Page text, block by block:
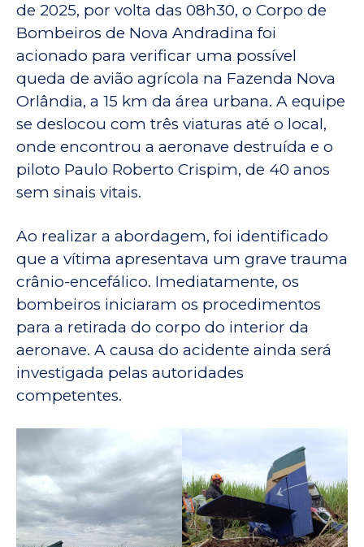
de 2025, por volta das 08h30, o Corpo de
Bombeiros de Nova Andradina foi
acionado para verificar uma possível
queda de avião agrícola na Fazenda Nova
Orlândia, a 15 km da área urbana. A equipe
se deslocou com três viaturas até o local,
onde encontrou a aeronave destruída e o
piloto Paulo Roberto Crispim, de 40 anos
sem sinais vitais.
Ao realizar a abordagem, foi identificado
que a vítima apresentava um grave trauma
crânio-encefálico. Imediatamente, os
bombeiros iniciaram os procedimentos
para a retirada do corpo do interior da
aeronave. A causa do acidente ainda será
investigada pelas autoridades
competentes.